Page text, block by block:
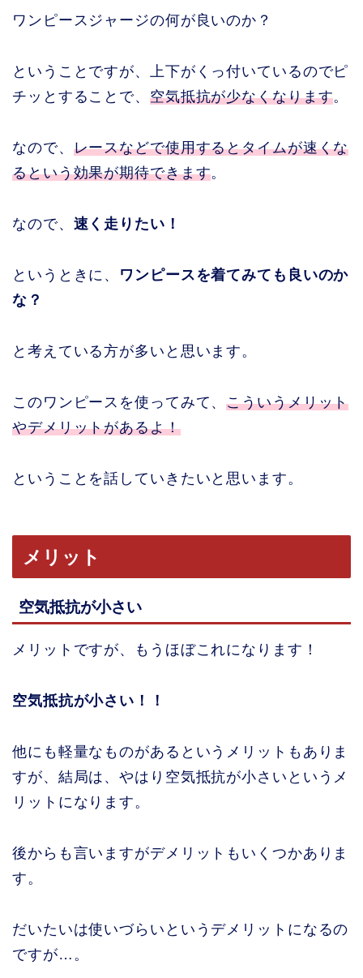
ワンピースジャージの何が良いのか？
ということですが、上下がくっ付いているのでピ
チッとすることで、 空気抵抗が少なくなります。
なので、 レースなどで使用するとタイムが速くな
るという効果が期待できます。
なので、 速く走りたい！
というときに、 ワンピースを着てみても良いのか
な？
と考えている方が多いと思います。
このワンピースを使ってみて、こういうメリット
やデメリットがあるよ！
ということを話していきたいと思います。
メリット
空気抵抗が小さい
メリットですが、もうほぼこれになります！
空気抵抗が小さい！！
他にも軽量なものがあるというメリットもありま
すが、結局は、やはり空気抵抗が小さいというメ
リットになります。
後からも言いますがデメリットもいくつかありま
す。
だいたいは使いづらいというデメリットになるの
ですが…。